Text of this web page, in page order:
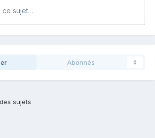
ce sujet…
Abonnés 0
sujets